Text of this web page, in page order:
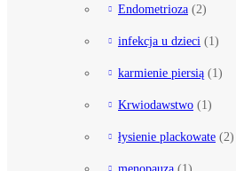
Endometrioza (2)
infekcja u dzieci (1)
karmienie piersią (1)
Krwiodawstwo (1)
łysienie plackowate (2)